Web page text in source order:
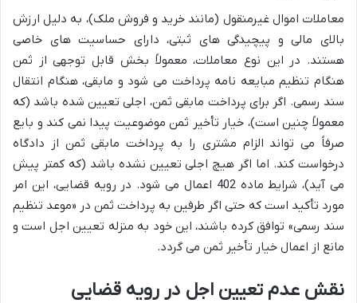
معاملات اموال غیرمنقول (مانند خرید و فروش ملک)، به دلیل ارزش
بالای مالی و پیچیدگی های ثبتی، دارای حساسیت های خاصی
هستند. در این نوع معاملات، معمولاً بخش قابل توجهی از ثمن
هنگام تنظیم مبایعه نامه پرداخت می شود و مابقی، هنگام انتقال
سند رسمی. اگر برای پرداخت مابقی ثمن، اجلی تعیین شده باشد (که
معمولاً چنین است)، خیار تأخیر ثمن موضوعیت پیدا نمی کند و بایع
صرفاً می تواند الزام مشتری را به پرداخت مابقی ثمن از دادگاه
درخواست کند. اما اگر هیچ اجلی تعیین نشده باشد (که کمتر پیش
می آید)، شرایط ماده 402 اعمال می شود. در رویه قضایی، این امر
مورد تأکید است که حتی اگر طرفین به پرداخت ثمن در «موعد تنظیم
سند رسمی» توافق کرده باشند، این خود به منزله تعیین اجل است و
مانع از اعمال خیار تأخیر ثمن می گردد.
نقش عدم تعیین اجل در رویه قضایی